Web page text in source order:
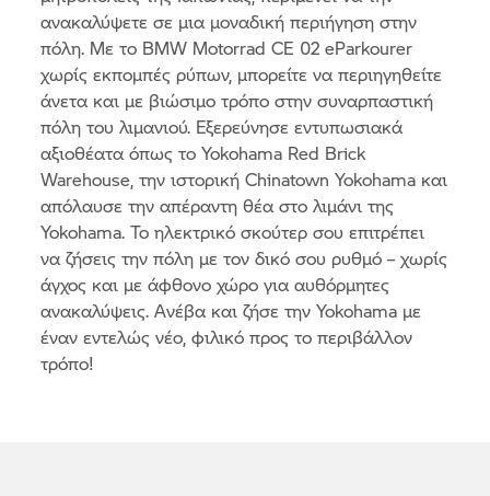
ανακαλύψετε σε μια μοναδική περιήγηση στην
πόλη. Με το BMW Motorrad CE 02 eParkourer
χωρίς εκπομπές ρύπων, μπορείτε να περιηγηθείτε
άνετα και με βιώσιμο τρόπο στην συναρπαστική
πόλη του λιμανιού. Εξερεύνησε εντυπωσιακά
αξιοθέατα όπως το Yokohama Red Brick
Warehouse, την ιστορική Chinatown Yokohama και
απόλαυσε την απέραντη θέα στο λιμάνι της
Yokohama. Το ηλεκτρικό σκούτερ σου επιτρέπει
να ζήσεις την πόλη με τον δικό σου ρυθμό – χωρίς
άγχος και με άφθονο χώρο για αυθόρμητες
ανακαλύψεις. Ανέβα και ζήσε την Yokohama με
έναν εντελώς νέο, φιλικό προς το περιβάλλον
τρόπο!